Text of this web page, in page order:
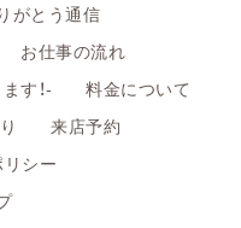
がとう通信
お仕事の流れ
す！-
料金について
来店予約
シー